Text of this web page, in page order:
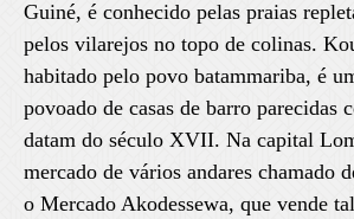
Guiné, é conhecido pelas praias
pelos vilarejos no topo de colinas.
habitado pelo povo batammariba, é
povoado de casas de barro parecidas
datam do século XVII. Na capital
mercado de vários andares chamado
o Mercado Akodessewa, que vende